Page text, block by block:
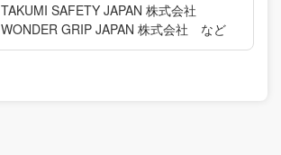
TAKUMI SAFETY JAPAN 株式会社
WONDER GRIP JAPAN 株式会社 など